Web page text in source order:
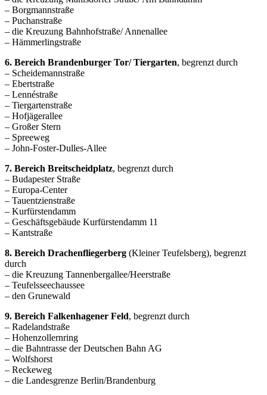
– Borgmannstraße
– Puchanstraße
– die Kreuzung Bahnhofstraße/ Annenallee
– Hämmerlingstraße
6. Bereich Brandenburger Tor/ Tiergarten, begrenzt durch
– Scheidemannstraße
– Ebertstraße
– Lennéstraße
– Tiergartenstraße
– Hofjägerallee
– Großer Stern
– Spreeweg
– John-Foster-Dulles-Allee
7. Bereich Breitscheidplatz, begrenzt durch
– Budapester Straße
– Europa-Center
– Tauentzienstraße
– Kurfürstendamm
– Geschäftsgebäude Kurfürstendamm 11
– Kantstraße
8. Bereich Drachenfliegerberg (Kleiner Teufelsberg), begrenzt
durch
– die Kreuzung Tannenbergallee/Heerstraße
– Teufelsseechaussee
– den Grunewald
9. Bereich Falkenhagener Feld, begrenzt durch
– Radelandstraße
– Hohenzollernring
– die Bahntrasse der Deutschen Bahn AG
– Wolfshorst
– Reckeweg
– die Landesgrenze Berlin/Brandenburg